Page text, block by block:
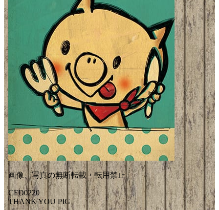
画像、写真の無断転載・転用禁止
CFD0220
THANK YOU PIG